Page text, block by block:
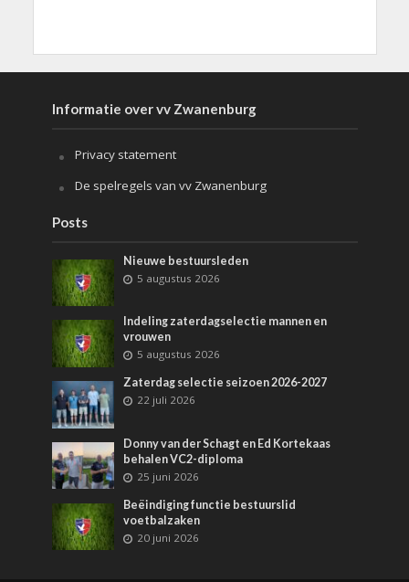
Informatie over vv Zwanenburg
Privacy statement
De spelregels van vv Zwanenburg
Posts
Nieuwe bestuursleden
5 augustus 2026
Indeling zaterdagselectie mannen en
vrouwen
5 augustus 2026
Zaterdag selectie seizoen 2026-2027
22 juli 2026
Donny van der Schagt en Ed Kortekaas
behalen VC2-diploma
25 juni 2026
Beëindiging functie bestuurslid
voetbalzaken
20 juni 2026